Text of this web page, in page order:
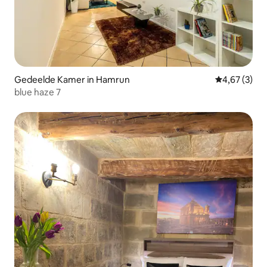
Gedeelde Kamer in Hamrun
4,67 (3)
blue haze 7